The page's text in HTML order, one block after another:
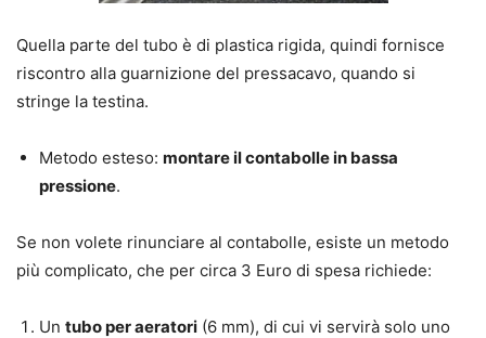
Quella parte del tubo è di plastica rigida, quindi fornisce
riscontro alla guarnizione del pressacavo, quando si
stringe la testina.
Metodo esteso: montare il contabolle in bassa
pressione.
Se non volete rinunciare al contabolle, esiste un metodo
più complicato, che per circa 3 Euro di spesa richiede:
Un tubo per aeratori (6 mm), di cui vi servirà solo uno